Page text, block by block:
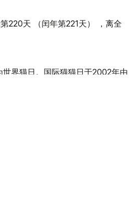
220天 （闰年第221天） ，离全
界猫日。国际猫猫日于2002年由